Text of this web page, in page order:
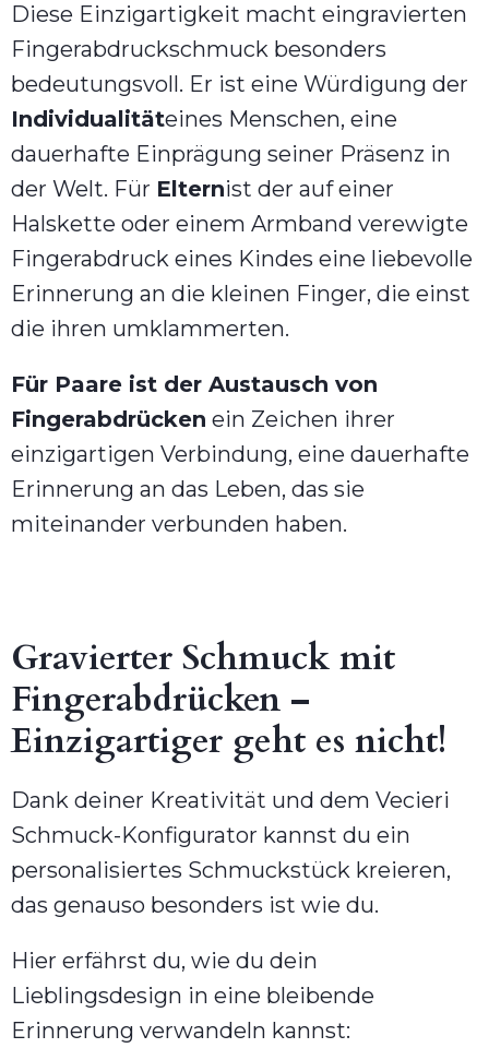
Diese Einzigartigkeit macht eingravierten
Fingerabdruckschmuck besonders
bedeutungsvoll. Er ist eine Würdigung der
Individualitäteines Menschen, eine
dauerhafte Einprägung seiner Präsenz in
der Welt. Für Elternist der auf einer
Halskette oder einem Armband verewigte
Fingerabdruck eines Kindes eine liebevolle
Erinnerung an die kleinen Finger, die einst
die ihren umklammerten.
Für Paare ist der Austausch von
Fingerabdrücken ein Zeichen ihrer
einzigartigen Verbindung, eine dauerhafte
Erinnerung an das Leben, das sie
miteinander verbunden haben.
Gravierter Schmuck mit
Fingerabdrücken –
Einzigartiger geht es nicht!
Dank deiner Kreativität und dem Vecieri
Schmuck-Konfigurator kannst du ein
personalisiertes Schmuckstück kreieren,
das genauso besonders ist wie du.
Hier erfährst du, wie du dein
Lieblingsdesign in eine bleibende
Erinnerung verwandeln kannst: